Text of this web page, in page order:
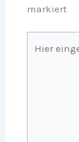
markiert
eingeben…